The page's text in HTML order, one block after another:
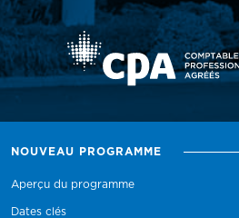
NOUVEAU PROGRAMME
Aperçu du programme
Dates clés